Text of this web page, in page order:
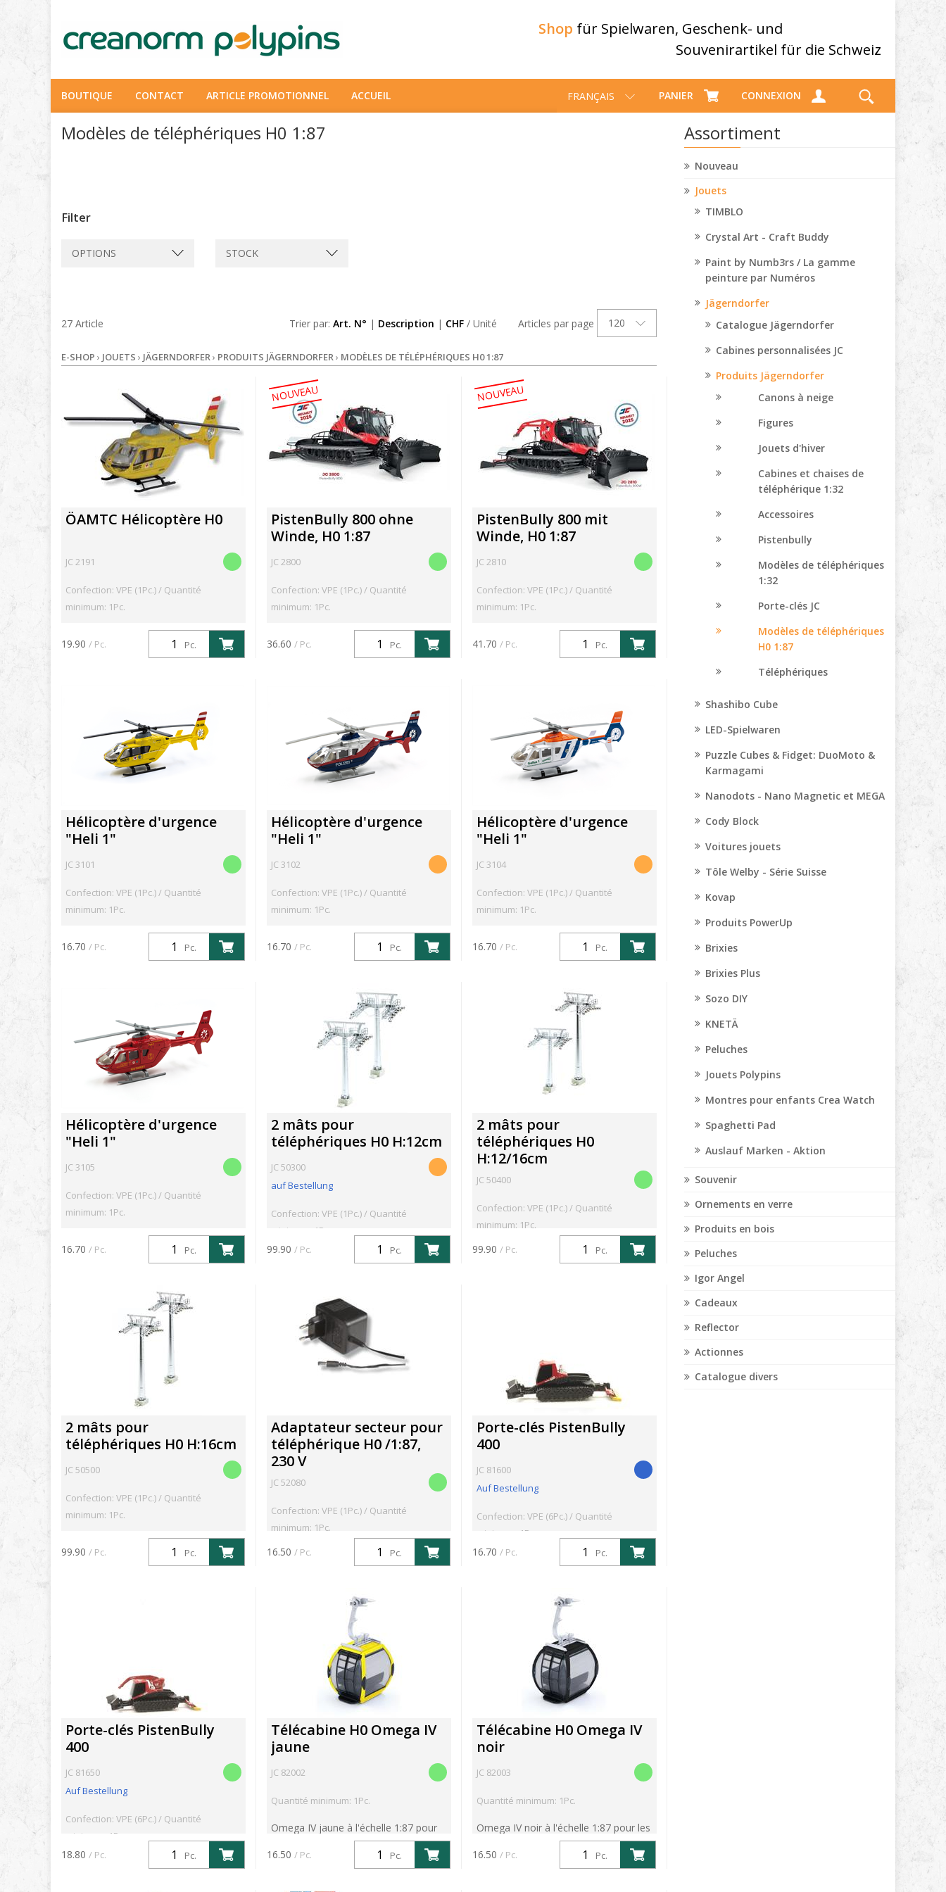
Shop für Spielwaren, Geschenk- und
Souvenirartikel für die Schweiz
FRANÇAIS PANIER CONNEXION
BOUTIQUE CONTACT ARTICLE PROMOTIONNEL ACCUEIL
Assortiment
Nouveau
Jouets
TIMBLO
Crystal Art - Craft Buddy
Paint by Numb3rs / La gamme
peinture par Numéros
Jägerndorfer
Catalogue Jägerndorfer
Cabines personnalisées JC
Produits Jägerndorfer
Canons à neige
Figures
Jouets d'hiver
Cabines et chaises de
téléphérique 1:32
Accessoires
Pistenbully
Modèles de téléphériques
1:32
Porte-clés JC
Modèles de téléphériques
H0 1:87
Téléphériques
Shashibo Cube
LED-Spielwaren
Puzzle Cubes & Fidget: DuoMoto &
Karmagami
Nanodots - Nano Magnetic et MEGA
Cody Block
Voitures jouets
Tôle Welby - Série Suisse
Kovap
Produits PowerUp
Brixies
Brixies Plus
Sozo DIY
KNETÄ
Peluches
Jouets Polypins
Montres pour enfants Crea Watch
Spaghetti Pad
Auslauf Marken - Aktion
Souvenir
Ornements en verre
Produits en bois
Peluches
Igor Angel
Cadeaux
Reflector
Actionnes
Catalogue divers
Modèles de téléphériques H0 1:87
Filter
OPTIONS STOCK
Articles par page 120
Trier par: Art. N° | Description | CHF / Unité
27 Article
E-SHOP › JOUETS › JÄGERNDORFER› PRODUITS JÄGERNDORFER› MODÈLES DE TÉLÉPHÉRIQUES H0 1:87
ÖAMTC Hélicoptère H0
JC 2191
Confection: VPE (1Pc.) / Quantité
minimum: 1Pc.
Pc.
19.90 / Pc.
NOUVEAU
PistenBully 800 ohne
Winde, H0 1:87
JC 2800
Confection: VPE (1Pc.) / Quantité
minimum: 1Pc.
Pc.
36.60 / Pc.
NOUVEAU
PistenBully 800 mit
Winde, H0 1:87
JC 2810
Confection: VPE (1Pc.) / Quantité
minimum: 1Pc.
Pc.
41.70 / Pc.
Hélicoptère d'urgence
"Heli 1"
JC 3101
Confection: VPE (1Pc.) / Quantité
minimum: 1Pc.
Pc.
16.70 / Pc.
Hélicoptère d'urgence
"Heli 1"
JC 3102
Confection: VPE (1Pc.) / Quantité
minimum: 1Pc.
Pc.
16.70 / Pc.
Hélicoptère d'urgence
"Heli 1"
JC 3104
Confection: VPE (1Pc.) / Quantité
minimum: 1Pc.
Pc.
16.70 / Pc.
Hélicoptère d'urgence
"Heli 1"
JC 3105
Confection: VPE (1Pc.) / Quantité
minimum: 1Pc.
Pc.
16.70 / Pc.
2 mâts pour
téléphériques H0 H:12cm
JC 50300
auf Bestellung
Confection: VPE (1Pc.) / Quantité
minimum: 1Pc.
Pc.
99.90 / Pc.
2 mâts pour
téléphériques H0
H:12/16cm
JC 50400
Confection: VPE (1Pc.) / Quantité
minimum: 1Pc.
Pc.
99.90 / Pc.
2 mâts pour
téléphériques H0 H:16cm
JC 50500
Confection: VPE (1Pc.) / Quantité
minimum: 1Pc.
Pc.
99.90 / Pc.
Adaptateur secteur pour
téléphérique H0 /1:87,
230 V
JC 52080
Confection: VPE (1Pc.) / Quantité
minimum: 1Pc.
Pc.
16.50 / Pc.
Porte-clés PistenBully
400
JC 81600
Auf Bestellung
Confection: VPE (6Pc.) / Quantité
minimum: 1Pc.
Pc.
16.70 / Pc.
Porte-clés PistenBully
400
JC 81650
Auf Bestellung
Confection: VPE (6Pc.) / Quantité
minimum: 1Pc.
Pc.
18.80 / Pc.
Télécabine H0 Omega IV
jaune
JC 82002
Quantité minimum: 1Pc.
Omega IV jaune à l'échelle 1:87 pour
les téléphériques JC H0.
Pc.
16.50 / Pc.
Télécabine H0 Omega IV
noir
JC 82003
Quantité minimum: 1Pc.
Omega IV noir à l'échelle 1:87 pour les
téléphériques JC H0.
Pc.
16.50 / Pc.